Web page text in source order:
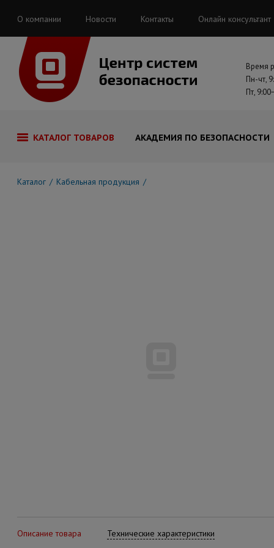
О компании Новости Контакты Онлайн консультант
Время
Пн-чт,
Пт,
КАТАЛОГ ТОВАРОВ АКАДЕМИЯ ПО БЕЗОПАСНОСТИ
Каталог Кабельная продукция
Описание товара Технические характеристики